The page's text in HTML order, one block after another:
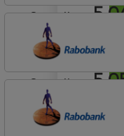
aflosvrij
Rabobank
aflosvrij
Rabobank
Basisvoorwaarden